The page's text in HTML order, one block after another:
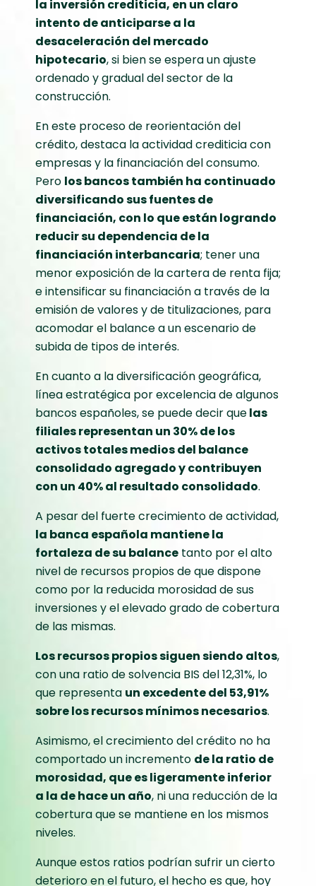
la inversión crediticia, en un claro
intento de anticiparse a la
desaceleración del mercado
hipotecario, si bien se espera un ajuste
ordenado y gradual del sector de la
construcción.
En este proceso de reorientación del
crédito, destaca la actividad crediticia con
empresas y la financiación del consumo.
Pero los bancos también ha continuado
diversificando sus fuentes de
financiación, con lo que están logrando
reducir su dependencia de la
financiación interbancaria; tener una
menor exposición de la cartera de renta fija;
e intensificar su financiación a través de la
emisión de valores y de titulizaciones, para
acomodar el balance a un escenario de
subida de tipos de interés.
En cuanto a la diversificación geográfica,
línea estratégica por excelencia de algunos
bancos españoles, se puede decir quelas
filiales representan un 30% de los
activos totales medios del balance
consolidado agregado y contribuyen
con un 40% al resultado consolidado.
A pesar del fuerte crecimiento de actividad,
la banca española mantiene la
fortaleza de su balance tanto por el alto
nivel de recursos propios de que dispone
como por la reducida morosidad de sus
inversiones y el elevado grado de cobertura
de las mismas.
Los recursos propios siguen siendo altos,
con una ratio de solvencia BIS del 12,31%, lo
que representa un excedente del 53,91%
sobre los recursos mínimos necesarios.
Asimismo, el crecimiento del crédito no ha
comportado un incremento de la ratio de
morosidad, que es ligeramente inferior
a la de hace un año, ni una reducción de la
cobertura que se mantiene en los mismos
niveles.
Aunque estos ratios podrían sufrir un cierto
deterioro en el futuro, el hecho es que, hoy